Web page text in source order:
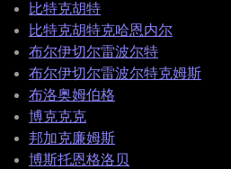
比特克胡特
比特克胡特克哈恩内尔
布尔伊切尔雷波尔特
布尔伊切尔雷波尔特克姆斯
布洛奥姆伯格
博克克克
邦加克廉姆斯
博斯托恩格洛贝